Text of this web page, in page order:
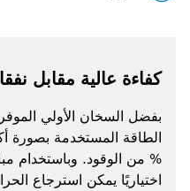
كفاءة عالية مقابل
% من الوقود. وباستخدام
اختياريًا يمكن استرجاع